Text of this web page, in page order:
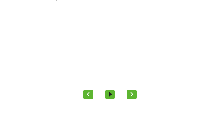
keyboard_arrow_left play_arrow keyboard_arrow_right